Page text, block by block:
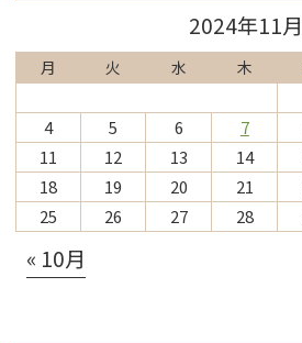
2024年11月
月 火 水 木
4
5 6 7
11
12 13 14
18
19 20 21
25
26 27 28
« 10月